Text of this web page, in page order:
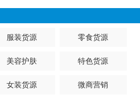
服装货源 零食货源
美容护肤 特色货源
女装货源 微商营销